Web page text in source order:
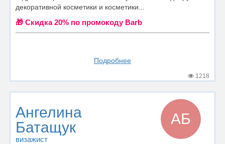
декоративной косметики и косметики...
🎁 Cкидка 20% по промокоду Barb
Подробнее
1218
Ангелина
Батащук
визажист
АБ